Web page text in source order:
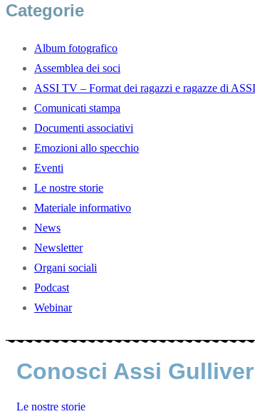
Categorie
Album fotografico
Assemblea dei soci
ASSI TV – Format dei ragazzi e ragazze di
Comunicati stampa
Documenti associativi
Emozioni allo specchio
Eventi
Le nostre storie
Materiale informativo
News
Newsletter
Organi sociali
Podcast
Webinar
Conosci Assi Gulliver
Le nostre storie